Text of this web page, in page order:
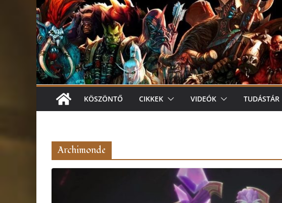
KÖSZÖNTŐ CIKKEK VIDEÓK TUDÁSTÁR
Archimonde